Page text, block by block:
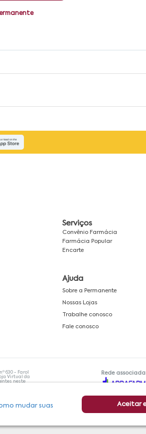
mudar suas
Serviços
Convênio Farmácia
Farmácia Popular
Encarte
Ajuda
Sobre a Permanente
Nossas Lojas
Trabalhe conosco
Fale conosco
630 - Farol
Virtual da
neste
para
as
da
Rede